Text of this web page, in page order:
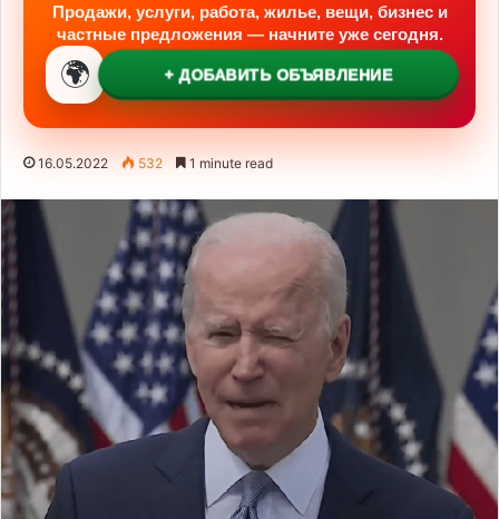
Продажи, услуги, работа, жилье, вещи, бизнес и
частные предложения — начните уже сегодня.
🌍 + ДОБАВИТЬ ОБЪЯВЛЕНИЕ
16.05.2022 532 1 minute read